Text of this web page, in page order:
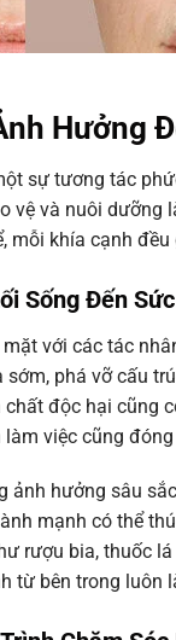
Hưởng
sự tương tác
vệ và nuôi dưỡng
mỗi khía cạnh
Sống Đến
với các tác
phá vỡ cấu
độc hại cũng
việc cũng
ảnh hưởng sâu
mạnh có thể
rượu bia, thuốc
từ bên trong luôn